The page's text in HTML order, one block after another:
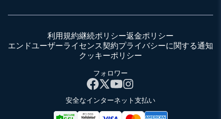
利用規約継続ポリシー返金ポリシー
エンドユーザーライセンス契約プライバシーに関する通知
クッキーポリシー
フォロワー
安全なインターネット支払い